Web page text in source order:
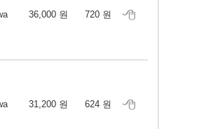
36,000 원 720 원
31,200 원 624 원